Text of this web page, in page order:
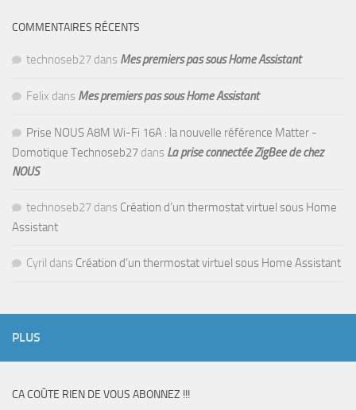
COMMENTAIRES RÉCENTS
technoseb27 dans Mes premiers pas sous Home Assistant
Felix dans Mes premiers pas sous Home Assistant
Prise NOUS A8M Wi-Fi 16A : la nouvelle référence Matter -
Domotique Technoseb27 dans La prise connectée ZigBee de chez
NOUS
technoseb27 dans Création d’un thermostat virtuel sous Home
Assistant
Cyril dans Création d’un thermostat virtuel sous Home Assistant
PLUS
CA COÛTE RIEN DE VOUS ABONNEZ !!!